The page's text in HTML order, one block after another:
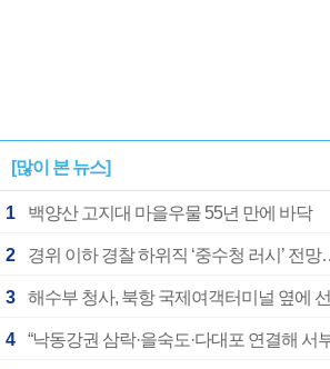
[많이 본 뉴스]
1 백양산 고지대 마을우물 55년 만에 바닥
2 경위 이하 경찰 하위직 ‘중수청 러시’ 전
3 해수부 청사, 북항 국제여객터미널 옆에
4 “낙동강권 삼락·을숙도·다대포 연결해 서